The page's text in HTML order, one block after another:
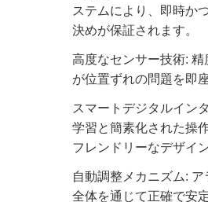
ステムにより、即時か
決めが保証されます。
高度なセンサー技術:
が位置ずれの問題を即
スマートデジタルイン
学習と簡素化された操
フレンドリーなデザイ
自動調整メカニズム:
全体を通じて正確で安